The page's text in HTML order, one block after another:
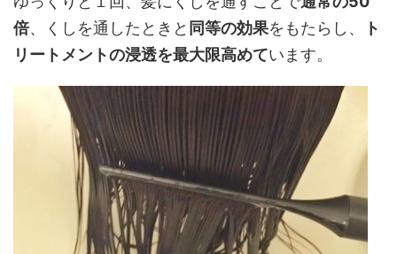
倍、くしを通したときと 同等の効果をもたらし、
ト
リートメントの浸透を最大限高めています。